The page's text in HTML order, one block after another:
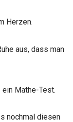
Herzen.
aus, dass man
Mathe-Test.
nochmal diesen